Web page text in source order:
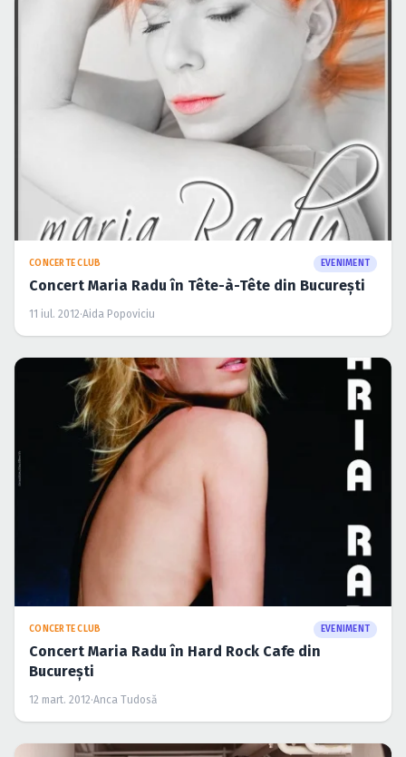
CONCERTE CLUB EVENIMENT
Concert Maria Radu în Tête-à-Tête din Bucureşti
11 iul. 2012·Aida Popoviciu
CONCERTE CLUB EVENIMENT
Concert Maria Radu în Hard Rock Cafe din
Bucureşti
12 mart. 2012·Anca Tudosă